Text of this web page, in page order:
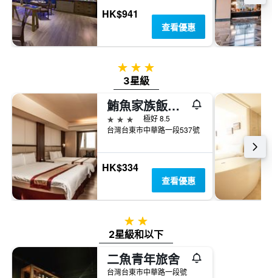
HK$941
查看優惠
3星級
3星級
鮪魚家族飯店台東館
3星級
極好 8.5
台灣台東市中華路一段537號
HK$334
查看優惠
2星級
2星級和以下
二魚青年旅舍
台灣台東市中華路一段號